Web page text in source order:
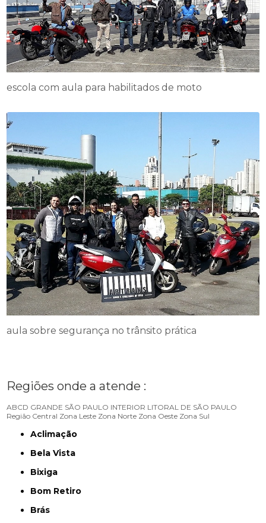
escola com aula para habilitados de moto
aula sobre segurança no trânsito prática
Regiões onde a atende :
ABCD GRANDE SÃO PAULO INTERIOR LITORAL DE SÃO PAULO
Região Central Zona Leste Zona Norte Zona Oeste Zona Sul
Aclimação
Bela Vista
Bixiga
Bom Retiro
Brás